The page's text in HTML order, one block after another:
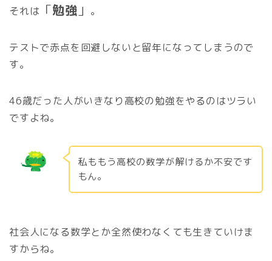
それは 「勉強 」 。
テストで赤点を回避しないと留年になってしまうので
す。
46歳だった人がいきなり高校の勉強をやるのはツラい
ですよね。
私ももう高校の数学が解けるか不安です
もん。
社会人になる数学とか全然使わなくても生きていけま
すからね。